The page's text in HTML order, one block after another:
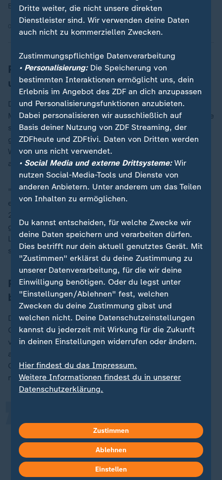
Bürgermeister Andreas Bovenschulte, SPD.
Palmer: Deutschland ist nicht
unsicherer
Doch die "kritischste Frage" der Integrations- und
Migrationspolitik sei die der Kriminalität, so Palmer. Sie
sei der "Treibsatz, der dieAfDso weit nach oben
gebracht hat". Man müsse "zwei unbequeme
Wahrheiten" in unserer Gesellschaft "allmählich mal
aussprechen":
"Die eine ist unbequem für die AfD: Wir haben heute
ein Viertel weniger Tötungsdelikte als noch im Jahr
2000." Die "gleiche amtliche Statistik, die die AfD
gewöhnlich heranzieht, um zu beweisen, dass unser
Land im Kriminalitäts- und Gewaltchaos versinkt",
sage: "Unser Land ist nicht unsicherer geworden."
Palmer: Überrepräsentation von Gewalt
bei Geflüchteten
Die zweite unbequeme Wahrheit laute: "Aufgrund ihrer
Geschichte, ihrer Disposition, der Kombination
verschiedener Risikofaktoren (...), war es von Anfang
an klar, dass wir bei der Zusammensetzung der
Geflüchteten ein starkes Überrepräsentationsproblem
mit Gewalt bekommen werden." Palmer sagte:
Straftaten im Gewaltbereich, die
Syrer, Iraker und Afghanen begehen,
als ihrem Bevölkerungsanteil
angemessen ist.
„
Dritte weiter, die nicht unsere direkten
Dienstleister sind. Wir verwenden deine Daten
auch nicht zu kommerziellen Zwecken.
Zustimmungspflichtige Datenverarbeitung
• Personalisierung:Die Speicherung von
bestimmten Interaktionen ermöglicht uns, dein
Erlebnis im Angebot des ZDF an dich anzupassen
und Personalisierungsfunktionen anzubieten.
Dabei personalisieren wir ausschließlich auf
Basis deiner Nutzung von ZDF Streaming, der
ZDFheute und ZDFtivi. Daten von Dritten werden
von uns nicht verwendet.
• Social Media und externe Drittsysteme:Wir
nutzen Social-Media-Tools und Dienste von
anderen Anbietern. Unter anderem um das Teilen
von Inhalten zu ermöglichen.
Du kannst entscheiden, für welche Zwecke wir
deine Daten speichern und verarbeiten dürfen.
Dies betrifft nur dein aktuell genutztes Gerät. Mit
"Zustimmen" erklärst du deine Zustimmung zu
unserer Datenverarbeitung, für die wir deine
Einwilligung benötigen. Oder du legst unter
"Einstellungen/Ablehnen" fest, welchen
Zwecken du deine Zustimmung gibst und
welchen nicht. Deine Datenschutzeinstellungen
kannst du jederzeit mit Wirkung für die Zukunft
in deinen Einstellungen widerrufen oder ändern.
Hier findest du das Impressum.
Weitere Informationen findest du in unserer
Datenschutzerklärung.
Zustimmen
Ablehnen
Einstellen